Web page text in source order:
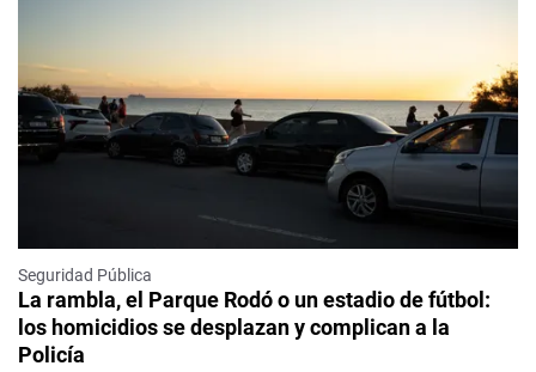
Seguridad Pública
La rambla, el Parque Rodó o un estadio de fútbol:
los homicidios se desplazan y complican a la
Policía